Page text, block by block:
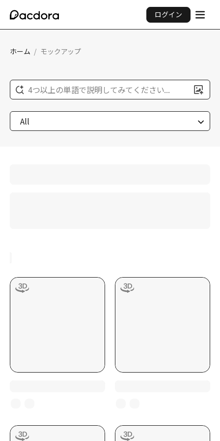
ログイン
ホーム / モックアップ
4つ以上の単語で説明してみてください...
All